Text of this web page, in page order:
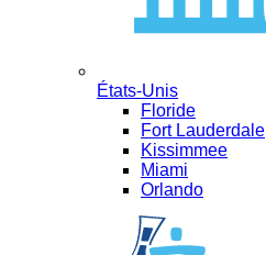
États-Unis
Floride
Fort Lauderdale
Kissimmee
Miami
Orlando